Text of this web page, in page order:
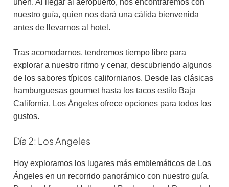
nuestro guía, quien nos dará una cálida bienvenida
antes de llevarnos al hotel.
Tras acomodarnos, tendremos tiempo libre para
explorar a nuestro ritmo y cenar, descubriendo algunos
de los sabores típicos californianos. Desde las clásicas
hamburguesas gourmet hasta los tacos estilo Baja
California, Los Ángeles ofrece opciones para todos los
gustos.
Día 2: Los Angeles
Hoy exploramos los lugares más emblemáticos de Los
Ángeles en un recorrido panorámico con nuestro guía.